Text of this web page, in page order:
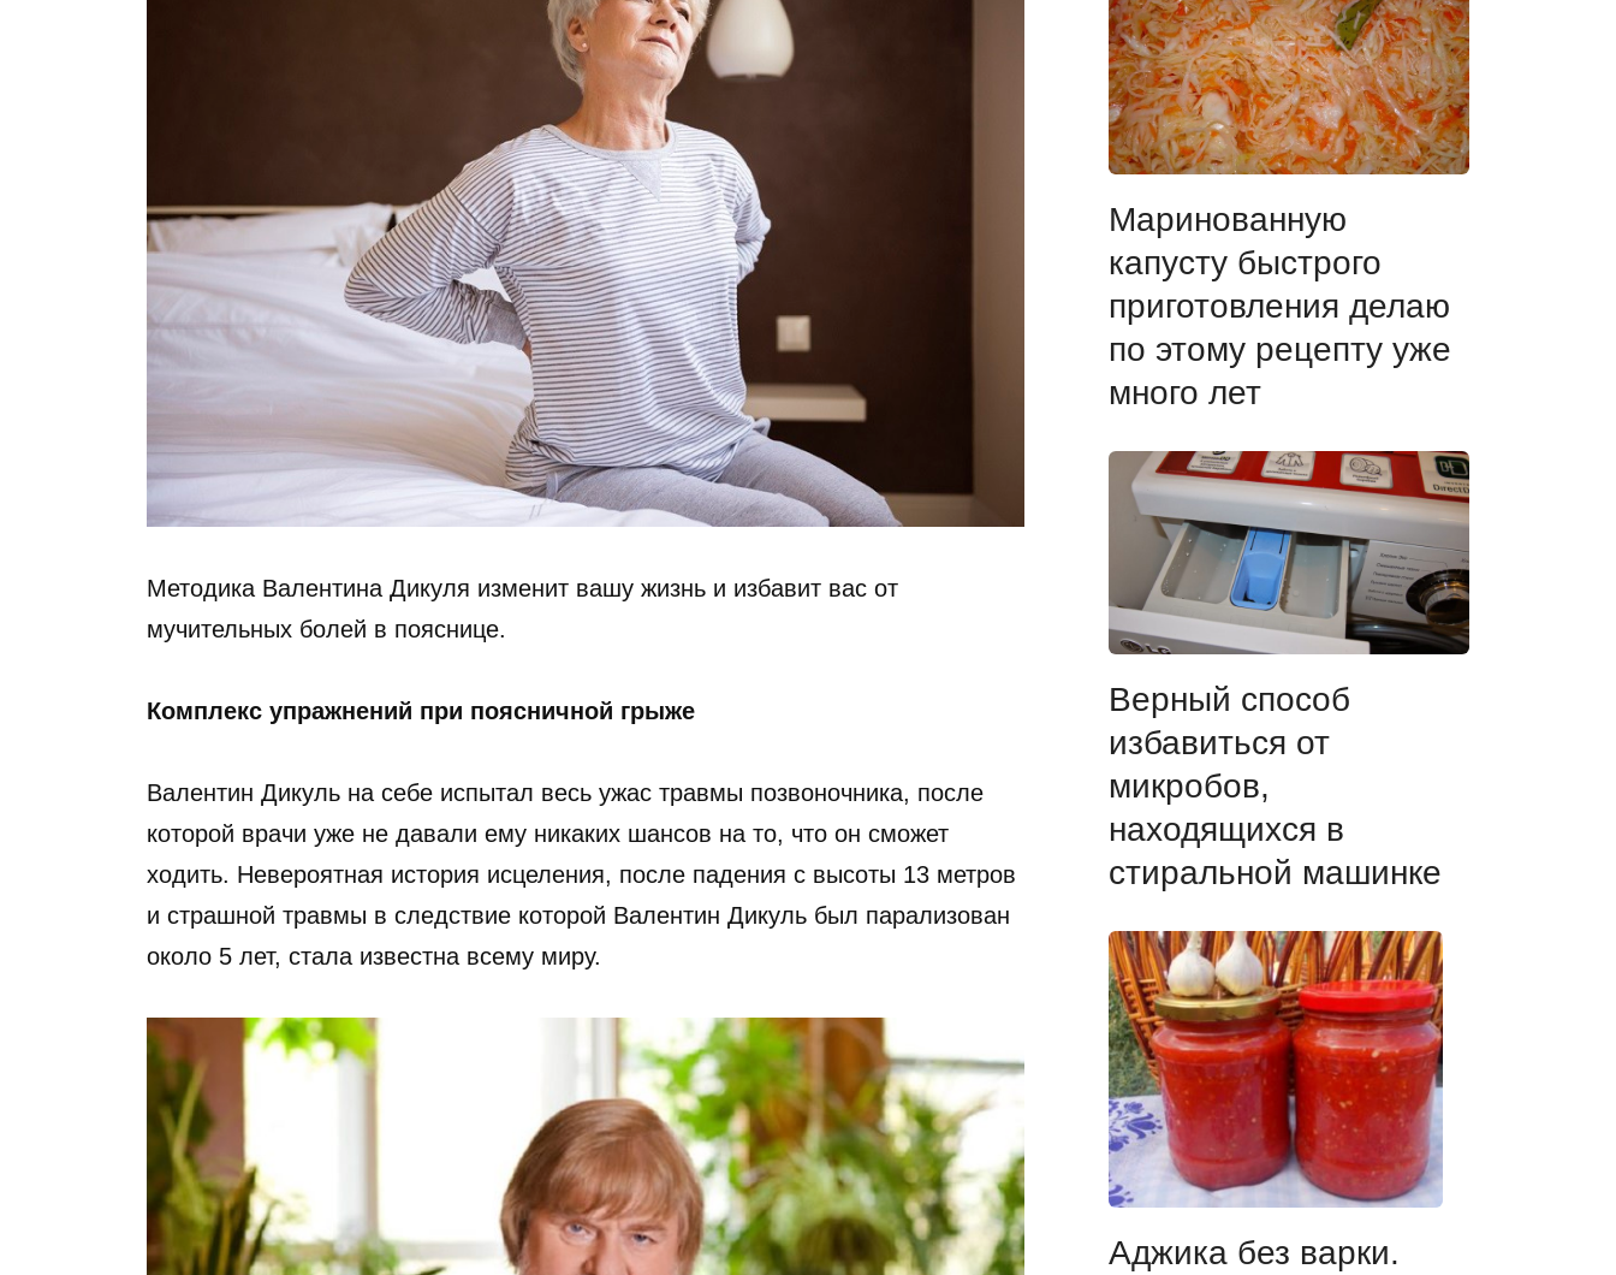
Методика Валентина Дикуля изменит вашу жизнь и избавит вас от
мучительных болей в пояснице.
Комплекс упражнений при поясничной грыже
Валентин Дикуль на себе испытал весь ужас травмы позвоночника, после
которой врачи уже не давали ему никаких шансов на то, что он сможет
ходить. Невероятная история исцеления, после падения с высоты 13 метров
и страшной травмы в следствие которой Валентин Дикуль был парализован
около 5 лет, стала известна всему миру.
Маринованную
капусту быстрого
приготовления делаю
по этому рецепту уже
много лет
Верный способ
избавиться от
микробов,
находящихся в
стиральной машинке
Аджика без варки.